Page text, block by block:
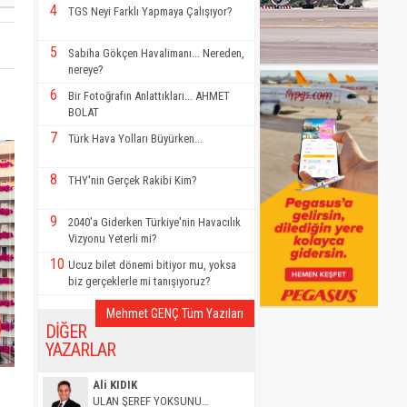
4 TGS Neyi Farklı Yapmaya Çalışıyor?
5
Sabiha Gökçen Havalimanı... Nereden,
nereye?
6
Bir Fotoğrafın Anlattıkları... AHMET
BOLAT
7 Türk Hava Yolları Büyürken...
8 THY'nin Gerçek Rakibi Kim?
9
2040'a Giderken Türkiye'nin Havacılık
Vizyonu Yeterli mi?
10 Ucuz bilet dönemi bitiyor mu, yoksa
biz gerçeklerle mi tanışıyoruz?
Mehmet GENÇ Tüm Yazıları
DİĞER
YAZARLAR
Ali KIDIK
ULAN ŞEREF YOKSUNU…